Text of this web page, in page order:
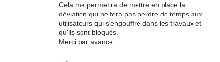
Cela me permettra de mettre en place la
déviation qui ne fera pas perdre de temps aux
utilisateurs qui s'engouffre dans les travaux et
qu'ils sont bloqués.
Merci par avance.